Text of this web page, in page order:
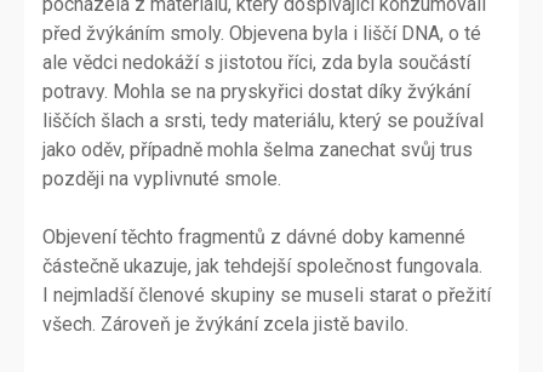
před žvýkáním smoly. Objevena byla i liščí DNA, o té
ale vědci nedokáží s jistotou říci, zda byla součástí
potravy. Mohla se na pryskyřici dostat díky žvýkání
liščích šlach a srsti, tedy materiálu, který se používal
jako oděv, případně mohla šelma zanechat svůj trus
později na vyplivnuté smole.
Objevení těchto fragmentů z dávné doby kamenné
částečně ukazuje, jak tehdejší společnost fungovala.
I nejmladší členové skupiny se museli starat o přežití
všech. Zároveň je žvýkání zcela jistě bavilo.